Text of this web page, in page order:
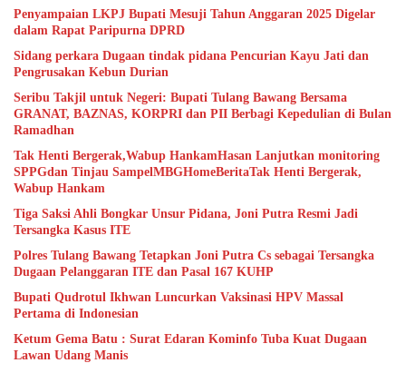
Penyampaian LKPJ Bupati Mesuji Tahun Anggaran 2025 Digelar
dalam Rapat Paripurna DPRD
Sidang perkara Dugaan tindak pidana Pencurian Kayu Jati dan
Pengrusakan Kebun Durian
Seribu Takjil untuk Negeri: Bupati Tulang Bawang Bersama
GRANAT, BAZNAS, KORPRI dan PII Berbagi Kepedulian di Bulan
Ramadhan
Tak Henti Bergerak,Wabup HankamHasan Lanjutkan monitoring
SPPGdan Tinjau SampelMBGHomeBeritaTak Henti Bergerak,
Wabup Hankam
Tiga Saksi Ahli Bongkar Unsur Pidana, Joni Putra Resmi Jadi
Tersangka Kasus ITE
Polres Tulang Bawang Tetapkan Joni Putra Cs sebagai Tersangka
Dugaan Pelanggaran ITE dan Pasal 167 KUHP
Bupati Qudrotul Ikhwan Luncurkan Vaksinasi HPV Massal
Pertama di Indonesian
Ketum Gema Batu : Surat Edaran Kominfo Tuba Kuat Dugaan
Lawan Udang Manis